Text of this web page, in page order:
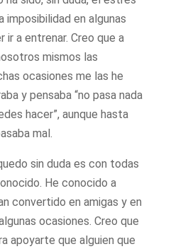
imposibilidad en algunas
ir a entrenar. Creo que a
mismos las
ocasiones me las he
y pensaba “no pasa nada
hacer”, aunque hasta
mal.
sin duda es con todas
He conocido a
convertido en amigas y en
ocasiones. Creo que
apoyarte que alguien que